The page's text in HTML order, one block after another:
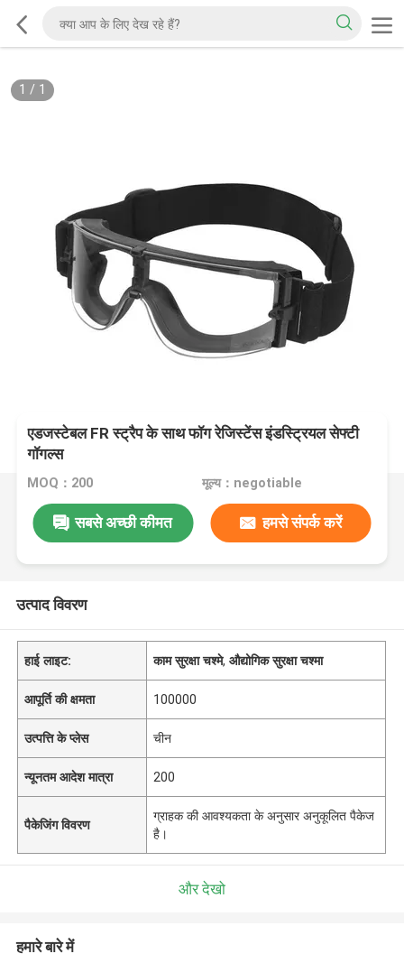
1 / 1
एडजस्टेबल FR स्ट्रैप के साथ फॉग रेजिस्टेंस इंडस्ट्रियल सेफ्टी
गॉगल्स
MOQ：200 मूल्य：negotiable
सबसे अच्छी कीमत हमसे संपर्क करें
उत्पाद विवरण
हाई लाइट: काम सुरक्षा चश्मे,औद्योगिक सुरक्षा चश्मा
आपूर्ति की क्षमता 100000
उत्पत्ति के प्लेस चीन
न्यूनतम आदेश मात्रा 200
पैकेजिंग विवरण
ग्राहक की आवश्यकता के अनुसार अनुकूलित पैकेज
है।
और देखो
हमारे बारे में